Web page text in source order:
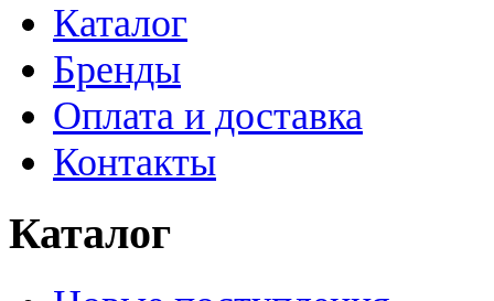
Каталог
Бренды
Оплата и доставка
Контакты
Каталог